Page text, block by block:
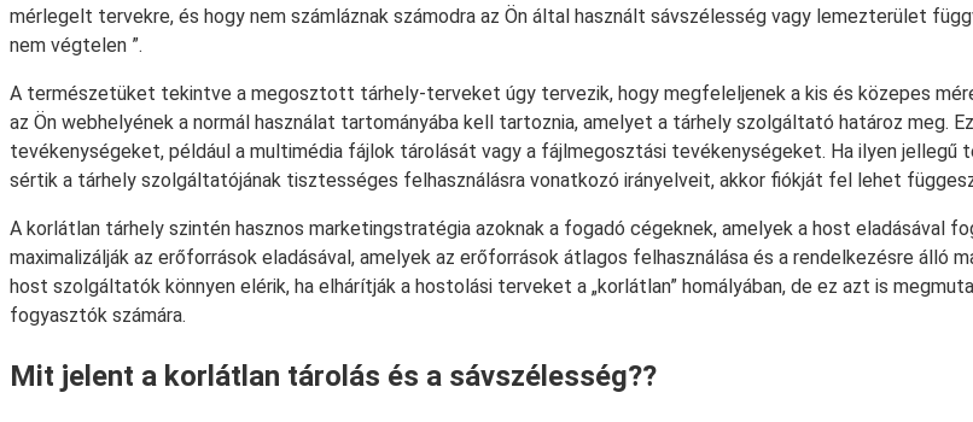
mérlegelt tervekre, és hogy nem számláznak számodra az Ön által használt sávszélesség vagy lemezterület
nem végtelen ”.
A természetüket tekintve a megosztott tárhely-terveket úgy tervezik, hogy megfeleljenek a kis és közepes
az Ön webhelyének a normál használat tartományába kell tartoznia, amelyet a tárhely szolgáltató határoz meg.
tevékenységeket, például a multimédia fájlok tárolását vagy a fájlmegosztási tevékenységeket. Ha ilyen
sértik a tárhely szolgáltatójának tisztességes felhasználásra vonatkozó irányelveit, akkor fiókját fel lehet
A korlátlan tárhely szintén hasznos marketingstratégia azoknak a fogadó cégeknek, amelyek a host eladásával
maximalizálják az erőforrások eladásával, amelyek az erőforrások átlagos felhasználása és a rendelkezésre álló
host szolgáltatók könnyen elérik, ha elhárítják a hostolási terveket a „korlátlan” homályában, de ez azt is
fogyasztók számára.
Mit jelent a korlátlan tárolás és a sávszélesség??